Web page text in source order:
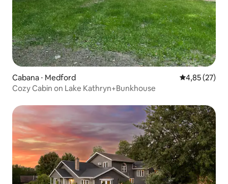
Cabana ⋅ Medford 4,85 de uma
4,85 (27)
Cozy Cabin on Lake Kathryn+Bunkhouse